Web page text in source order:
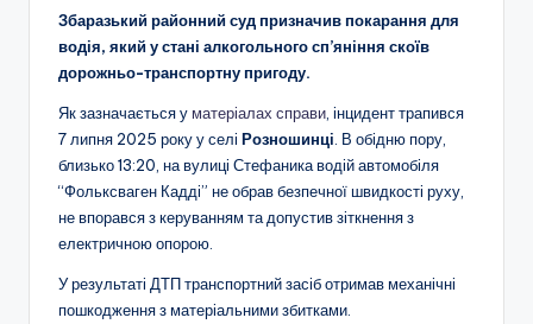
Збаразький районний суд призначив покарання для
водія, який у стані алкогольного сп’яніння скоїв
дорожньо-транспортну пригоду.
Як зазначається у матеріалах справи , інцидент трапився
7 липня 2025 року у селі Розношинці . В обідню пору,
близько 13:20, на вулиці Стефаника водій автомобіля
“Фольксваген Кадді” не обрав безпечної швидкості руху,
не впорався з керуванням та допустив зіткнення з
електричною опорою.
У результаті ДТП транспортний засіб отримав механічні
пошкодження з матеріальними збитками.